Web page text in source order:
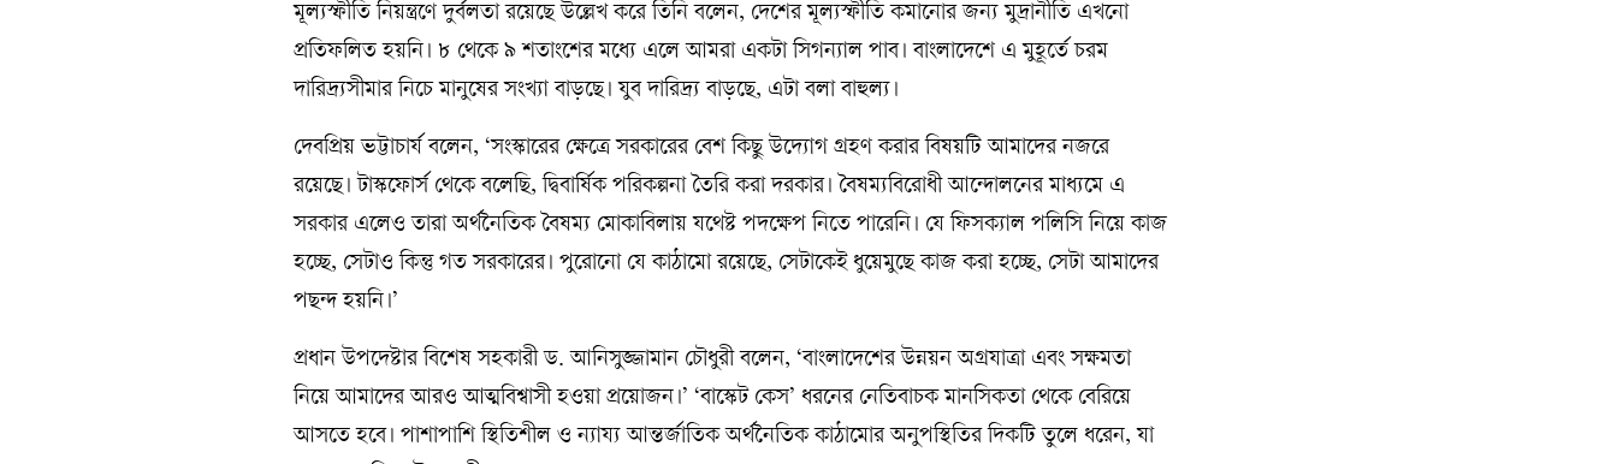
মূল্যস্ফীতি নিয়ন্ত্রণে দুর্বলতা রয়েছে উল্লেখ করে তিনি বলেন, দেশের মূল্যস্ফীতি কমানোর জন্য মুদ্রানীতি এখনো
প্রতিফলিত হয়নি। ৮ থেকে ৯ শতাংশের মধ্যে এলে আমরা একটা সিগন্যাল পাব। বাংলাদেশে এ মুহূর্তে চরম
দারিদ্র্যসীমার নিচে মানুষের সংখ্যা বাড়ছে। যুব দারিদ্র্য বাড়ছে, এটা বলা বাহুল্য।
দেবপ্রিয় ভট্টাচার্য বলেন, ‘সংস্কারের ক্ষেত্রে সরকারের বেশ কিছু উদ্যোগ গ্রহণ করার বিষয়টি আমাদের নজরে
রয়েছে। টাস্কফোর্স থেকে বলেছি, দ্বিবার্ষিক পরিকল্পনা তৈরি করা দরকার। বৈষম্যবিরোধী আন্দোলনের মাধ্যমে এ
সরকার এলেও তারা অর্থনৈতিক বৈষম্য মোকাবিলায় যথেষ্ট পদক্ষেপ নিতে পারেনি। যে ফিসক্যাল পলিসি নিয়ে কাজ
হচ্ছে, সেটাও কিন্তু গত সরকারের। পুরোনো যে কাঠামো রয়েছে, সেটাকেই ধুয়েমুছে কাজ করা হচ্ছে, সেটা আমাদের
পছন্দ হয়নি।’
প্রধান উপদেষ্টার বিশেষ সহকারী ড. আনিসুজ্জামান চৌধুরী বলেন, ‘বাংলাদেশের উন্নয়ন অগ্রযাত্রা এবং সক্ষমতা
নিয়ে আমাদের আরও আত্মবিশ্বাসী হওয়া প্রয়োজন।’ ‘বাস্কেট কেস’ ধরনের নেতিবাচক মানসিকতা থেকে বেরিয়ে
আসতে হবে। পাশাপাশি স্থিতিশীল ও ন্যায্য আন্তর্জাতিক অর্থনৈতিক কাঠামোর অনুপস্থিতির দিকটি তুলে ধরেন, যা